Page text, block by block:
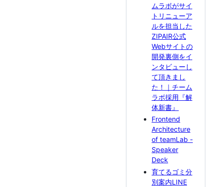
ムラボがサイ
トリニューア
ルを担当した
ZIPAIR公式
Webサイトの
開発裏側をイ
ンタビューし
て頂きまし
た！｜チーム
ラボ採用『解
体新書』
Frontend
Architecture
of teamLab -
Speaker
Deck
育てるゴミ分
別案内LINE